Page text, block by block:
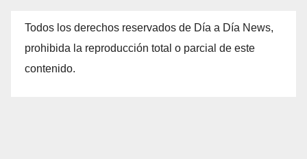
Todos los derechos reservados de Día a Día News,
prohibida la reproducción total o parcial de este
contenido.